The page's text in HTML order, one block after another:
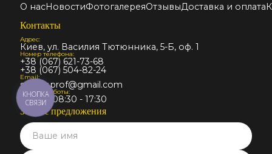
О насНовостиФотогалереяОтзывыДоставка и оплата
Контакты
Адрес:
Киев, ул. Василия Тютюнника, 5-Б, оф. 1
Номер телефона:
+38 (067) 621-73-68
+38 (067) 504-82-24
Email:
stalmir.prof@gmail.com
График работы:
Пн-Пт: 08:30 - 17:30
Запрос предложения
КНОПКА
СВЯЗИ